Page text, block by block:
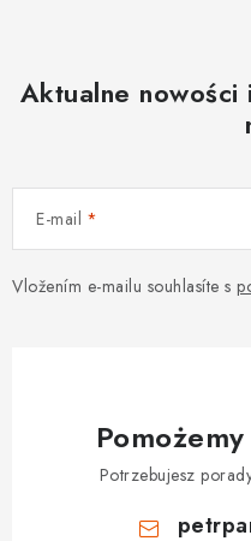
Aktualne
E-mail
Vložením e-mailu souhlasíte s
Potrzebujesz